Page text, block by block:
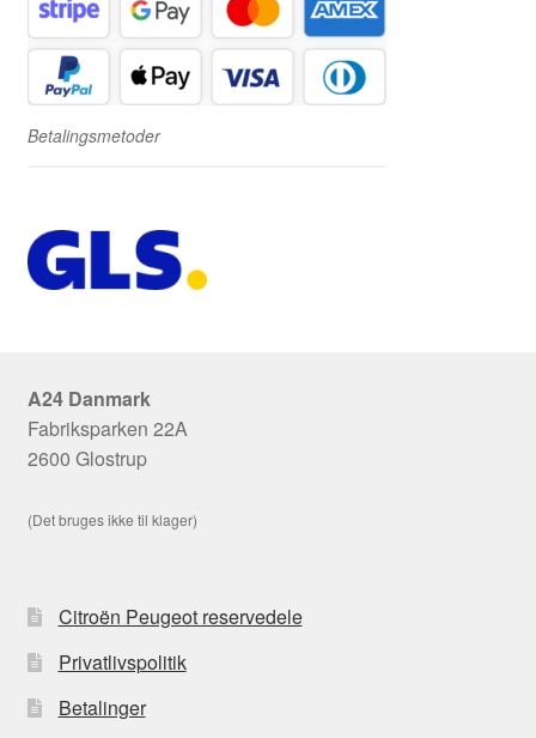
Betalingsmetoder
A24 Danmark
Fabriksparken 22A
2600 Glostrup
(Det bruges ikke til klager)
Citroën Peugeot reservedele
Privatlivspolitik
Betalinger